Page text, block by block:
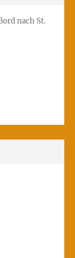
nach St.